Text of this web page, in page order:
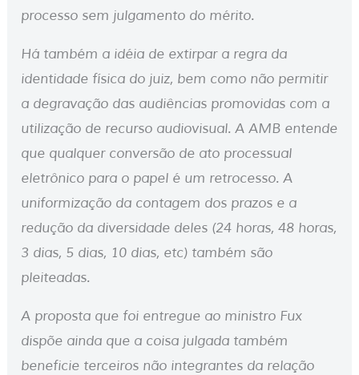
processo sem julgamento do mérito.
Há também a idéia de extirpar a regra da
identidade física do juiz, bem como não permitir
a degravação das audiências promovidas com a
utilização de recurso audiovisual. A AMB entende
que qualquer conversão de ato processual
eletrônico para o papel é um retrocesso. A
uniformização da contagem dos prazos e a
redução da diversidade deles (24 horas, 48 horas,
3 dias, 5 dias, 10 dias, etc) também são
pleiteadas.
A proposta que foi entregue ao ministro Fux
dispõe ainda que a coisa julgada também
beneficie terceiros não integrantes da relação